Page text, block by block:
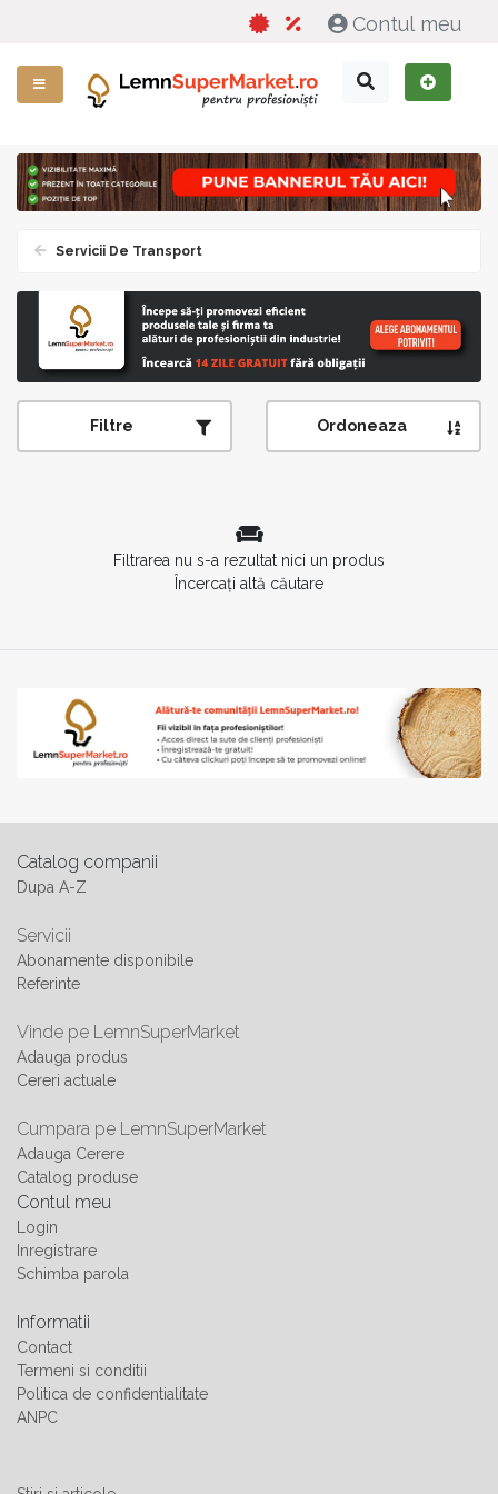
Contul meu
Servicii De Transport
Filtre Ordoneaza
Filtrarea nu s-a rezultat nici un produs
Încercați altă căutare
Catalog companii
Dupa A-Z
Servicii
Abonamente disponibile
Referinte
Vinde pe LemnSuperMarket
Adauga produs
Cereri actuale
Cumpara pe LemnSuperMarket
Adauga Cerere
Catalog produse
Contul meu
Login
Inregistrare
Schimba parola
Informatii
Contact
Termeni si conditii
Politica de confidentialitate
ANPC